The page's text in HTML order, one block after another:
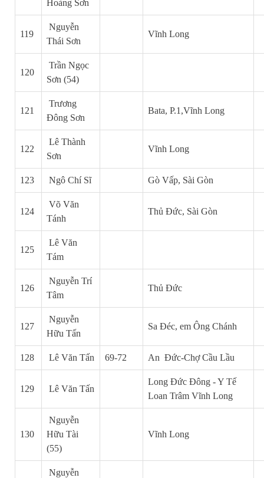
Hoàng Sơn
119
Nguyễn
Thái Sơn
Vĩnh Long
120
Trần Ngọc
Sơn (54)
121
Trương
Đông Sơn
Bata, P.1,Vĩnh Long
122
Lê Thành
Sơn
Vĩnh Long
123 Ngô Chí Sĩ Gò Vấp, Sài Gòn
124
Võ Văn
Tánh
Thủ Đức, Sài Gòn
125
Lê Văn
Tám
126
Nguyễn Trí
Tâm
Thủ Đức
127
Nguyễn
Hữu Tấn
Sa Đéc, em Ông Chánh
128 Lê Văn Tấn 69-72 An Đức-Chợ Cầu Lầu
129 Lê Văn Tấn
Long Đức Đông - Y Tế
Loan Trâm Vĩnh Long
130
Nguyễn
Hữu Tài
(55)
Vĩnh Long
Nguyễn